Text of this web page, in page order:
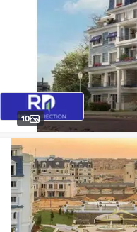
10